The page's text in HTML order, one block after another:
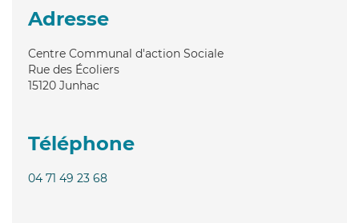
Adresse
Centre Communal d'action Sociale
Rue des Écoliers
15120 Junhac
Téléphone
04 71 49 23 68